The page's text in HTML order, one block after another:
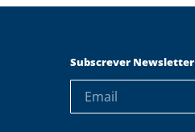
Subscrever Newsletter